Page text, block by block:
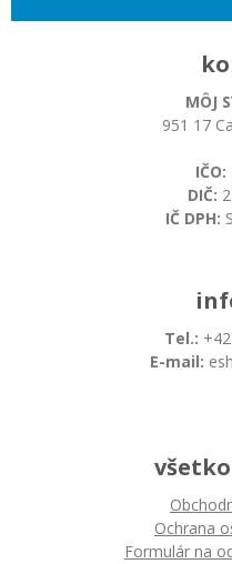
MÔJ
951 17
IČO:
DIČ:
IČ DPH:
Tel.:
E-mail:
Ochrana
Formulár na